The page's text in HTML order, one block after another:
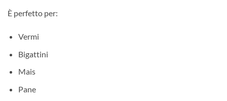
È perfetto per:
Vermi
Bigattini
Mais
Pane